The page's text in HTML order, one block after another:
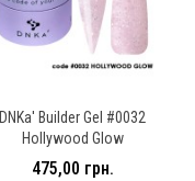
DNKa' Builder Gel #0032
Hollywood Glow
475,00 грн.